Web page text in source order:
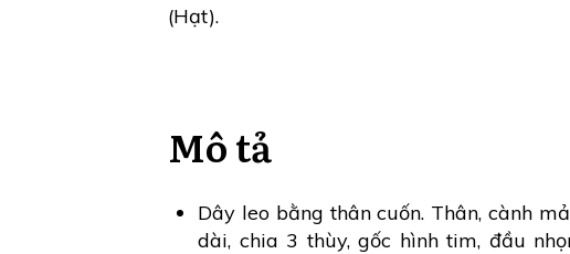
(Hạt).
Mô tả
Dây leo bằng thân cuốn. Thân, cành
dài, chia 3 thùy, gốc hình tim, đầu